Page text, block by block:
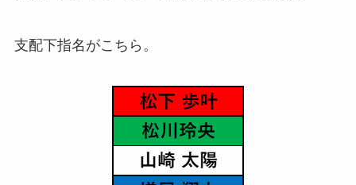
支配下指名がこちら。